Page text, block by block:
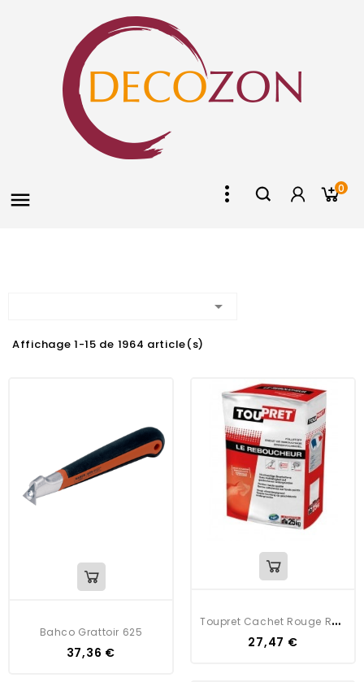
 0

Affichage 1-15 de 1964 article(s)
Bahco Grattoir 625
37,36 €
T
Oupret Cachet Rouge Reboucheur
27,47 €